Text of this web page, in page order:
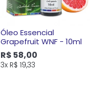
Óleo Essencial
Grapefruit WNF - 10ml
R$ 58,00
3x R$ 19,33